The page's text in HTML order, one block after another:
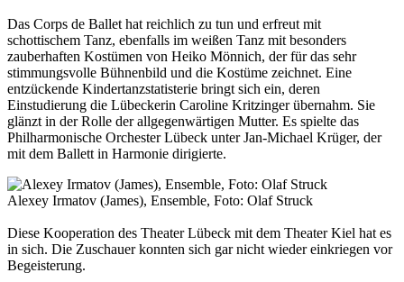
Das Corps de Ballet hat reichlich zu tun und erfreut mit
schottischem Tanz, ebenfalls im weißen Tanz mit besonders
zauberhaften Kostümen von Heiko Mönnich, der für das sehr
stimmungsvolle Bühnenbild und die Kostüme zeichnet. Eine
entzückende Kindertanzstatisterie bringt sich ein, deren
Einstudierung die Lübeckerin Caroline Kritzinger übernahm. Sie
glänzt in der Rolle der allgegenwärtigen Mutter. Es spielte das
Philharmonische Orchester Lübeck unter Jan-Michael Krüger, der
mit dem Ballett in Harmonie dirigierte.
Alexey Irmatov (James), Ensemble, Foto: Olaf Struck
Diese Kooperation des Theater Lübeck mit dem Theater Kiel hat es
in sich. Die Zuschauer konnten sich gar nicht wieder einkriegen vor
Begeisterung.